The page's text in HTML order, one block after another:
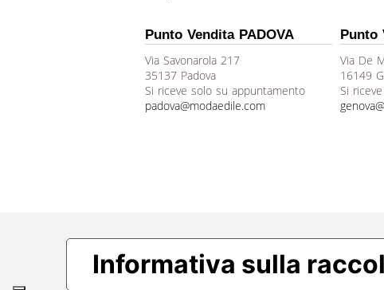
Punto Vendita PADOVA
Via Savonarola 217
35137 Padova
Si riceve solo su appuntamento
padova@modaedile.com
Punto
Via De
16149
Si
Informativa sulla